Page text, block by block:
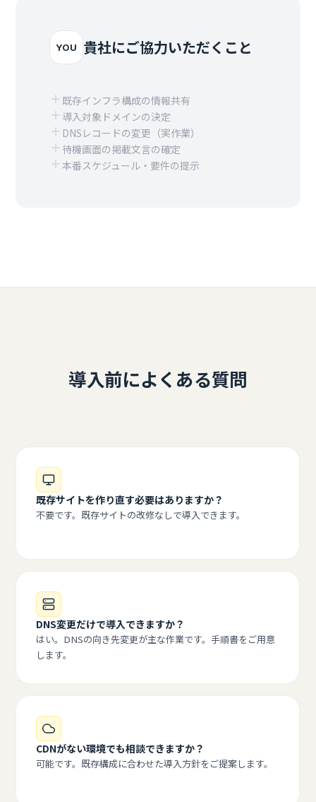
YOU 貴社にご協力いただくこと
既存インフラ構成の情報共有
導入対象ドメインの決定
DNSレコードの変更（実作業）
待機画面の掲載文言の確定
本番スケジュール・要件の提示
導入前によくある質問
既存サイトを作り直す必要はありますか？
不要です。既存サイトの改修なしで導入できます。
DNS変更だけで導入できますか？
はい。DNSの向き先変更が主な作業です。手順書をご用意
します。
CDNがない環境でも相談できますか？
可能です。既存構成に合わせた導入方針をご提案します。